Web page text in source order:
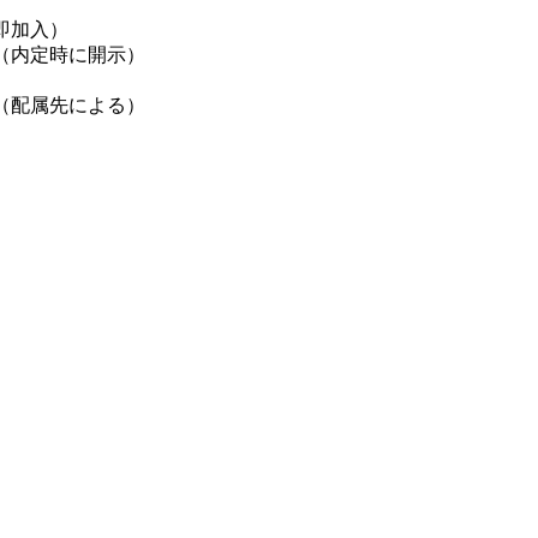
入）
定時に開示）
属先による）